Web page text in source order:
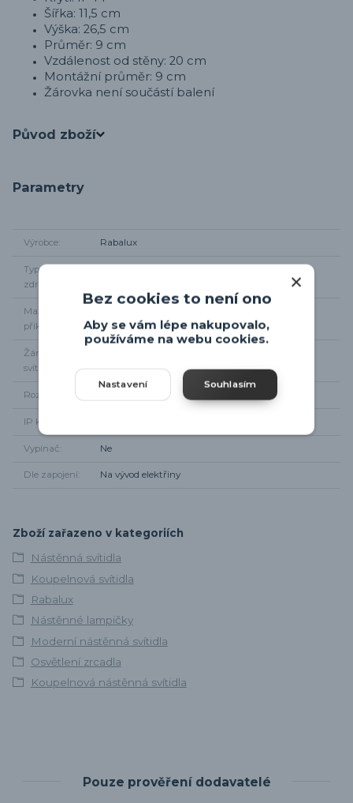
Šířka: 11,5 cm
Výška: 26,5 cm
Průměr: 9 cm
Vzdálenost od stěny: 20 cm
Montážní průměr: 9 cm
Žárovka není součástí balení
Původ zboží
Parametry
Výrobce Rabalux
Typ světelného
zdroje
Maximální
příkon
Žárovky součástí
svítidla
Rozměr svítidla Výška 26,5cm, šířka 11,5cm, od zdi 20cm
IP krytí
Vypínač Ne
Dle zapojení Na vývod elektřiny
Zboží zařazeno v kategoriích
Nástěnná svítidla
Koupelnová svítidla
Rabalux
Nástěnné lampičky
Moderní nástěnná svítidla
Osvětlení zrcadla
Koupelnová nástěnná svítidla
Pouze prověření dodavatelé
Bez cookies to není ono
Aby se vám lépe nakupovalo,
používáme na webu cookies.
Nastavení Souhlasím